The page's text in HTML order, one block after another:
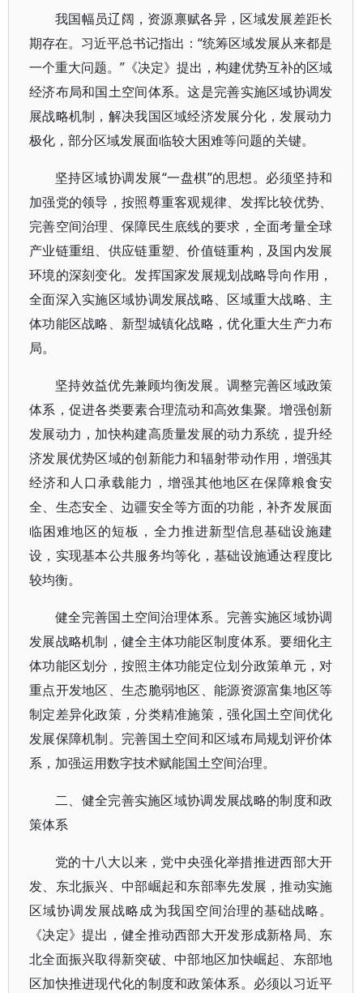
我国幅员辽阔，资源禀赋各异，区域发展差距长
期存在。习近平总书记指出：“统筹区域发展从来都是
一个重大问题。”《决定》提出，构建优势互补的区域
经济布局和国土空间体系。这是完善实施区域协调发
展战略机制，解决我国区域经济发展分化，发展动力
极化，部分区域发展面临较大困难等问题的关键。
坚持区域协调发展“一盘棋”的思想。必须坚持和
加强党的领导，按照尊重客观规律、发挥比较优势、
完善空间治理、保障民生底线的要求，全面考量全球
产业链重组、供应链重塑、价值链重构，及国内发展
环境的深刻变化。发挥国家发展规划战略导向作用，
全面深入实施区域协调发展战略、区域重大战略、主
体功能区战略、新型城镇化战略，优化重大生产力布
局。
坚持效益优先兼顾均衡发展。调整完善区域政策
体系，促进各类要素合理流动和高效集聚。增强创新
发展动力，加快构建高质量发展的动力系统，提升经
济发展优势区域的创新能力和辐射带动作用，增强其
经济和人口承载能力，增强其他地区在保障粮食安
全、生态安全、边疆安全等方面的功能，补齐发展面
临困难地区的短板，全力推进新型信息基础设施建
设，实现基本公共服务均等化，基础设施通达程度比
较均衡。
健全完善国土空间治理体系。完善实施区域协调
发展战略机制，健全主体功能区制度体系。要细化主
体功能区划分，按照主体功能定位划分政策单元，对
重点开发地区、生态脆弱地区、能源资源富集地区等
制定差异化政策，分类精准施策，强化国土空间优化
发展保障机制。完善国土空间和区域布局规划评价体
系，加强运用数字技术赋能国土空间治理。
二、健全完善实施区域协调发展战略的制度和政
策体系
党的十八大以来，党中央强化举措推进西部大开
发、东北振兴、中部崛起和东部率先发展，推动实施
区域协调发展战略成为我国空间治理的基础战略。
《决定》提出，健全推动西部大开发形成新格局、东
北全面振兴取得新突破、中部地区加快崛起、东部地
区加快推进现代化的制度和政策体系。必须以习近平